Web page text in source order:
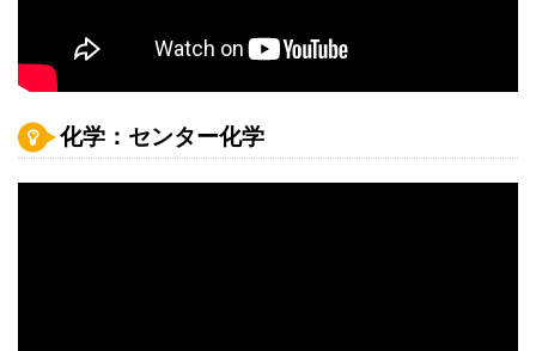
化学：センター化学